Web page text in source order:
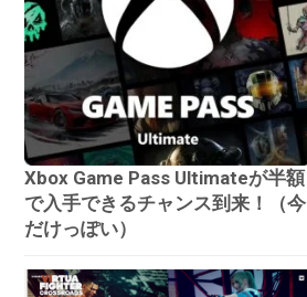
Xbox Game Pass Ultimateが半額
で入手できるチャンス到来！（今
だけっぽい）